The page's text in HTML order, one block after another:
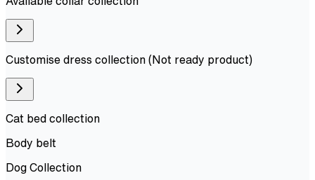
Customise dress collection (Not ready product)
Cat bed collection
Body belt
Dog Collection